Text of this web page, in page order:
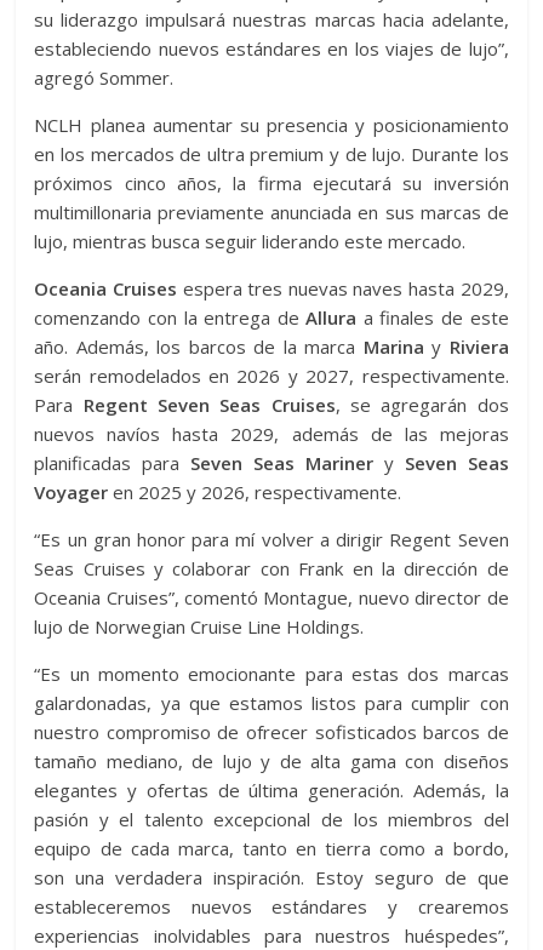
su liderazgo impulsará nuestras marcas hacia adelante,
estableciendo nuevos estándares en los viajes de lujo”,
agregó Sommer.
NCLH planea aumentar su presencia y posicionamiento
en los mercados de ultra premium y de lujo. Durante los
próximos cinco años, la firma ejecutará su inversión
multimillonaria previamente anunciada en sus marcas de
lujo, mientras busca seguir liderando este mercado.
Oceania Cruises espera tres nuevas naves hasta 2029,
comenzando con la entrega deAllura a finales de este
año. Además, los barcos de la marca Marina y Riviera
serán remodelados en 2026 y 2027, respectivamente.
Para Regent Seven Seas Cruises, se agregarán dos
nuevos navíos hasta 2029, además de las mejoras
planificadas para Seven Seas Marinery Seven Seas
Voyager en 2025 y 2026, respectivamente.
“Es un gran honor para mí volver a dirigir Regent Seven
Seas Cruises y colaborar con Frank en la dirección de
Oceania Cruises”, comentó Montague, nuevo director de
lujo de Norwegian Cruise Line Holdings.
“Es un momento emocionante para estas dos marcas
galardonadas, ya que estamos listos para cumplir con
nuestro compromiso de ofrecer sofisticados barcos de
tamaño mediano, de lujo y de alta gama con diseños
elegantes y ofertas de última generación. Además, la
pasión y el talento excepcional de los miembros del
equipo de cada marca, tanto en tierra como a bordo,
son una verdadera inspiración. Estoy seguro de que
estableceremos nuevos estándares y crearemos
experiencias inolvidables para nuestros huéspedes”,